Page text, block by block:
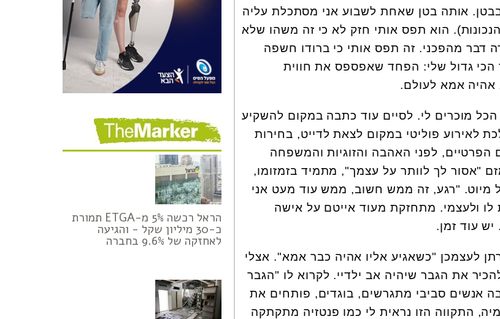
אותי חזק בבטן. אותה בטן שאחת לשבוע אני מסתכלת עליה
הוא תפס אותי חזק לא כי זה משהו שלא
דבר מהפכני. זה תפס אותי כי ברודו חשפה
הכי גדול שלי: הפחד שאפספס את חווית
אהיה אמא לעולם.
מוכרים לי. לסיים עוד כתבה במקום להשקיע
לאירוע פוליטי במקום לצאת לדייט, בחירות
לפני האהבה והזוגיות והמשפחה
"אסור לך לוותר על עצמך", מתמיד בזמזומו,
מיוט. "רגע, זה ממש חשוב, ממש עוד מעט אני
ולעצמי. מתחזקת מעוד אייטם על אישה
לעצמכן "כשאגיע אליו אהיה כבר אמא". אצלי
להכיר את הגבר שיהיה אב ילדיי. לקרוא לו "הגבר
אנשים סביבי מתגרשים, בוגדים, פותחים את
התקווה הזו נראית לי כמו פנטזיה מתקתקה
הראל רכשה 5% מ-ETGA תמורת
כ-30 מיליון שקל - והגיעה
לאחזקה של 9.6% בחברה